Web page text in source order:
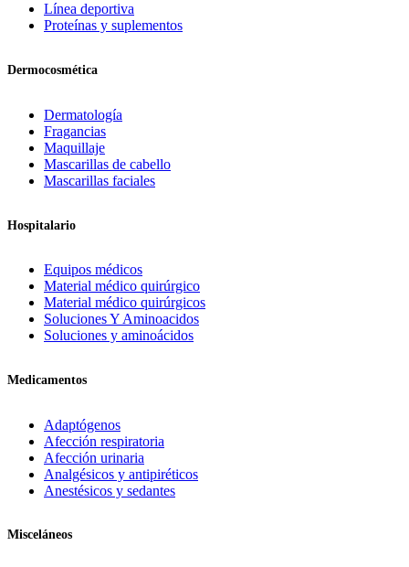
Línea deportiva
Proteínas y suplementos
Dermocosmética
Dermatología
Fragancias
Maquillaje
Mascarillas de cabello
Mascarillas faciales
Hospitalario
Equipos médicos
Material médico quirúrgico
Material médico quirúrgicos
Soluciones Y Aminoacidos
Soluciones y aminoácidos
Medicamentos
Adaptógenos
Afección respiratoria
Afección urinaria
Analgésicos y antipiréticos
Anestésicos y sedantes
Misceláneos